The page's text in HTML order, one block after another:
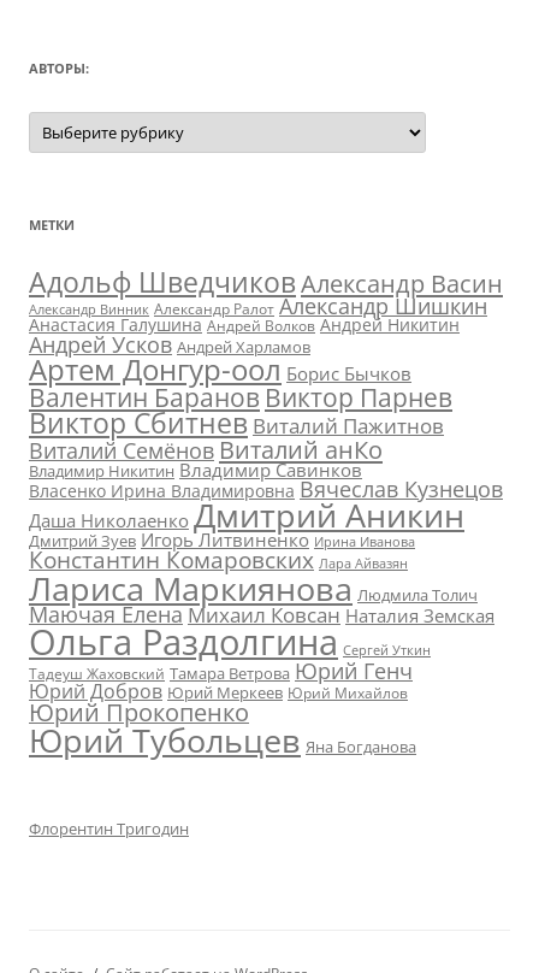
АВТОРЫ:
Авторы:
МЕТКИ
Адольф ШведчиковАлександр Васин
Александр Винник Александр Ралот Александр Шишкин
Анастасия Галушина Андрей Волков Андрей Никитин
Андрей Усков Андрей Харламов
Артем Донгур-оол Борис Бычков
Валентин БарановВиктор Парнев
Виктор Сбитнев Виталий Пажитнов
Виталий СемёновВиталий анКо
Владимир Никитин Владимир Савинков
Власенко Ирина Владимировна Вячеслав Кузнецов
Даша Николаенко Дмитрий Аникин
Дмитрий Зуев Игорь Литвиненко Ирина Иванова
Константин Комаровских Лара Айвазян
Лариса Маркиянова Людмила Толич
Маючая ЕленаМихаил Ковсан Наталия Земская
Ольга Раздолгина Сергей Уткин
Тадеуш Жаховский Тамара Ветрова Юрий Генч
Юрий Добров Юрий Меркеев Юрий Михайлов
Юрий Прокопенко
Юрий Тубольцев Яна Богданова
Флорентин Тригодин